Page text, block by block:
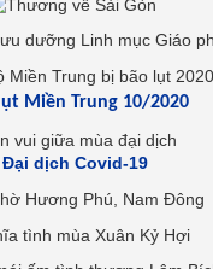
Miền Trung 10/2020
Đại dịch Covid-19